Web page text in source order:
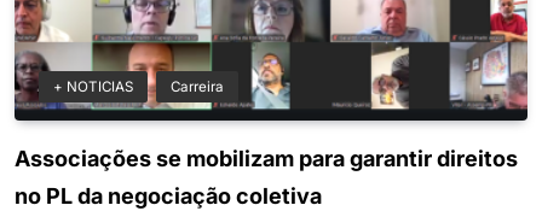
+ NOTICIAS Carreira
Associações se mobilizam para garantir direitos
no PL da negociação coletiva